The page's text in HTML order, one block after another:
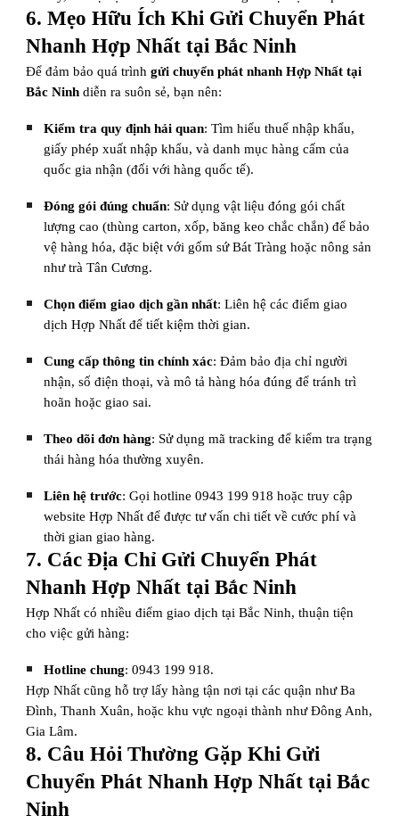
6. Mẹo Hữu Ích Khi Gửi Chuyển Phát
Nhanh Hợp Nhất tại Bắc Ninh
Để đảm bảo quá trìnhgửi chuyển phát nhanh Hợp Nhất tại
Bắc Ninh diễn ra suôn sẻ, bạn nên:
Kiểm tra quy định hải quan: Tìm hiểu thuế nhập khẩu,
giấy phép xuất nhập khẩu, và danh mục hàng cấm của
quốc gia nhận (đối với hàng quốc tế).
Đóng gói đúng chuẩn: Sử dụng vật liệu đóng gói chất
lượng cao (thùng carton, xốp, băng keo chắc chắn) để bảo
vệ hàng hóa, đặc biệt với gốm sứ Bát Tràng hoặc nông sản
như trà Tân Cương.
Chọn điểm giao dịch gần nhất: Liên hệ các điểm giao
dịch Hợp Nhất để tiết kiệm thời gian.
Cung cấp thông tin chính xác: Đảm bảo địa chỉ người
nhận, số điện thoại, và mô tả hàng hóa đúng để tránh trì
hoãn hoặc giao sai.
Theo dõi đơn hàng: Sử dụng mã tracking để kiểm tra trạng
thái hàng hóa thường xuyên.
Liên hệ trước: Gọi hotline 0943 199 918 hoặc truy cập
website Hợp Nhất để được tư vấn chi tiết về cước phí và
thời gian giao hàng.
7. Các Địa Chỉ Gửi Chuyển Phát
Nhanh Hợp Nhất tại Bắc Ninh
Hợp Nhất có nhiều điểm giao dịch tại Bắc Ninh, thuận tiện
cho việc gửi hàng:
Hotline chung: 0943 199 918.
Hợp Nhất cũng hỗ trợ lấy hàng tận nơi tại các quận như Ba
Đình, Thanh Xuân, hoặc khu vực ngoại thành như Đông Anh,
Gia Lâm.
8. Câu Hỏi Thường Gặp Khi Gửi
Chuyển Phát Nhanh Hợp Nhất tại Bắc
Ninh